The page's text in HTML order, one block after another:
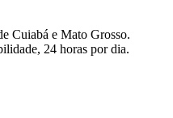
Cuiabá e Mato Grosso.
24 horas por dia.